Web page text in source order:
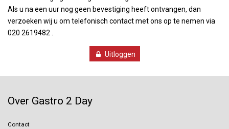
Als u na een uur nog geen bevestiging heeft ontvangen, dan
verzoeken wij u om telefonisch contact met ons op te nemen via
020 2619482.
Uitloggen
Over Gastro 2 Day
Contact